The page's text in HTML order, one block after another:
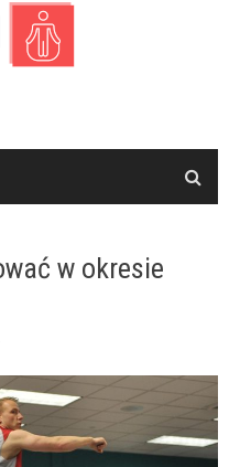
w okresie